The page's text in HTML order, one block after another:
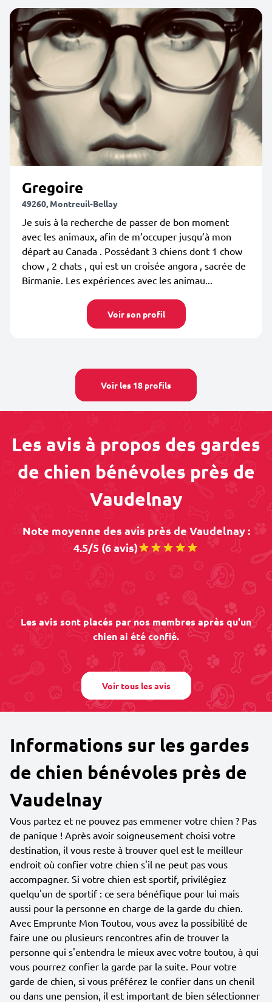
Gregoire
49260, Montreuil-Bellay
Je suis à la recherche de passer de bon moment
avec les animaux, afin de m’occuper jusqu’à mon
départ au Canada . Possédant 3 chiens dont 1 chow
chow , 2 chats , qui est un croisée angora , sacrée de
Birmanie. Les expériences avec les animau...
Voir son profil
Voir les 18 profils
Les avis à propos des gardes
de chien bénévoles près de
Vaudelnay
Note moyenne des avis près de Vaudelnay :
4.5/5 (6 avis)
Les avis sont placés par nos membres après qu'un
chien ai été confié.
Voir tous les avis
Informations sur les gardes
de chien bénévoles près de
Vaudelnay
Vous partez et ne pouvez pas emmener votre chien ? Pas
de panique ! Après avoir soigneusement choisi votre
destination, il vous reste à trouver quel est le meilleur
endroit où confier votre chien s'il ne peut pas vous
accompagner. Si votre chien est sportif, privilégiez
quelqu'un de sportif : ce sera bénéfique pour lui mais
aussi pour la personne en charge de la garde du chien.
Avec Emprunte Mon Toutou, vous avez la possibilité de
faire une ou plusieurs rencontres afin de trouver la
personne qui s'entendra le mieux avec votre toutou, à qui
vous pourrez confier la garde par la suite. Pour votre
garde de chien, si vous préférez le confier dans un chenil
ou dans une pension, il est important de bien sélectionner